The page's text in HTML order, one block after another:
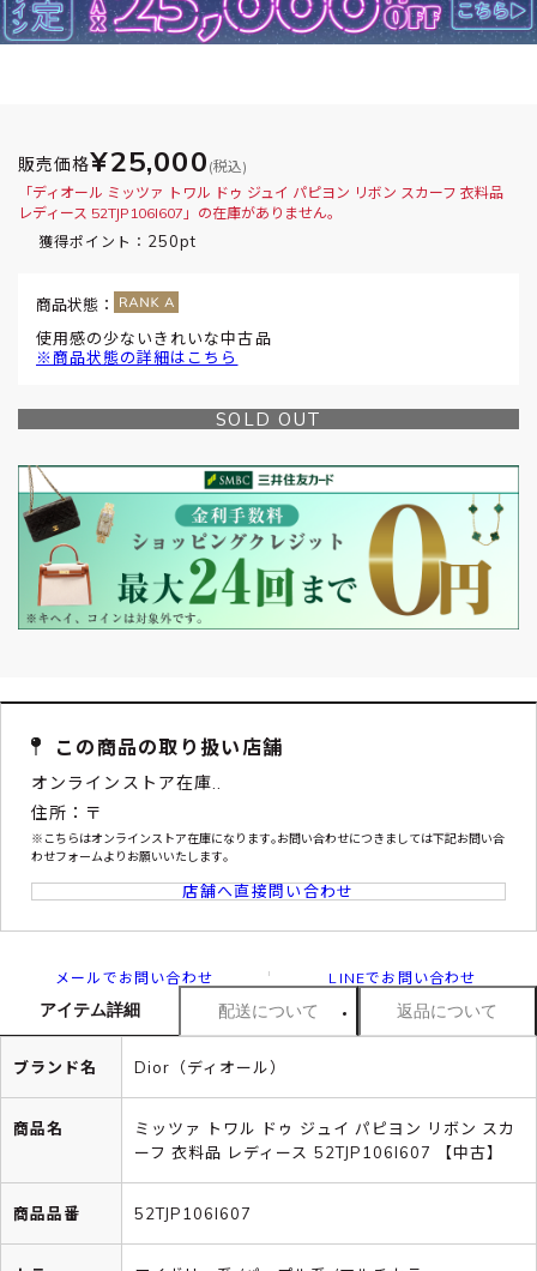
販売価格¥25,000 (税込)
「ディオール ミッツァ トワル ドゥ ジュイ パピヨン リボン スカーフ 衣料品
レディース 52TJP106I607」の在庫がありません。
獲得ポイント： 250pt
商品状態：
使用感の少ないきれいな中古品
※商品状態の詳細はこちら
SOLD OUT
この商品の取り扱い店舗
オンラインストア在庫..
住所：〒
※こちらはオンラインストア在庫になります｡お問い合わせにつきましては下記お問い合
わせフォームよりお願いいたします｡
店舗へ直接問い合わせ
メールでお問い合わせ LINEでお問い合わせ
アイテム詳細 配送について 返品について
ブランド名 Dior（ディオール）
商品名
ミッツァ トワル ドゥ ジュイ パピヨン リボン スカ
ーフ 衣料品 レディース 52TJP106I607 【中古】
商品品番 52TJP106I607